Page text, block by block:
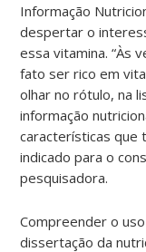
Informação
despertar o
essa vitamina. “Às
fato ser rico em
olhar no rótulo, na
informação
características que
indicado para o
pesquisadora.
Compreender o
dissertação da